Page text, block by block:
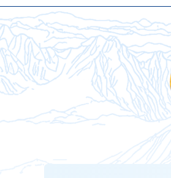
障
碍
说
明
页
面,
按
加